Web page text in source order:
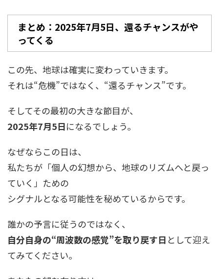
まとめ：2025年7月5日、還るチャンスがや
ってくる
この先、地球は確実に変わっていきます。
それは“危機”ではなく、“還るチャンス”です。
そしてその最初の大きな節目が、
2025年7月5日になるでしょう。
なぜならこの日は、
私たちが「個人の幻想から、地球のリズムへと戻っ
ていく」ための
シグナルとなる可能性を秘めているからです。
誰かの予言に従うのではなく、
自分自身の“周波数の感覚”を取り戻す日として迎え
てみてください。